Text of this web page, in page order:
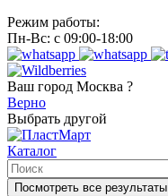
Режим работы:
Пн-Вс: с 09:00-18:00
Ваш город Москва ?
Верно
Выбрать другой
Каталог
Посмотреть все результаты